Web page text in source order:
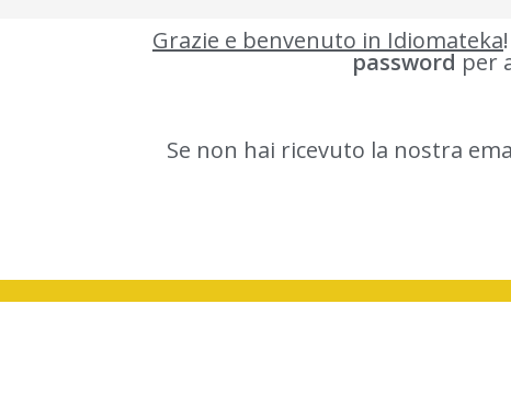
Grazie e benvenuto in Idiomateka
password per
Se non hai ricevuto la nostra